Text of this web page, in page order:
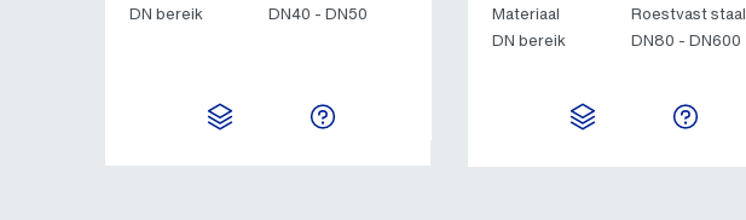
DN bereik
DN40 - DN50
Materiaal
Roestvast staal
DN bereik
DN80 - DN600